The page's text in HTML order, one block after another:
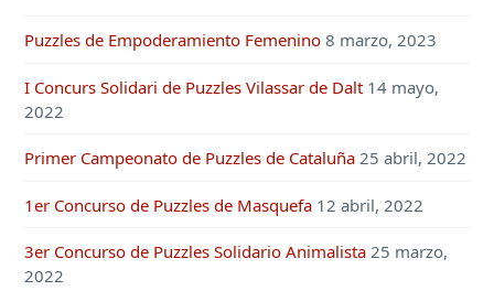
Puzzles de Empoderamiento Femenino 8 marzo, 2023
I Concurs Solidari de Puzzles Vilassar de Dalt 14 mayo,
2022
Primer Campeonato de Puzzles de Cataluña 25 abril, 2022
1er Concurso de Puzzles de Masquefa 12 abril, 2022
3er Concurso de Puzzles Solidario Animalista 25 marzo,
2022